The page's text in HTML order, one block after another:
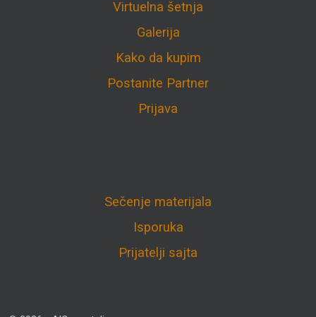
Virtuelna šetnja
Galerija
Kako da kupim
Postanite Partner
Prijava
Sečenje materijala
Isporuka
Prijatelji sajta